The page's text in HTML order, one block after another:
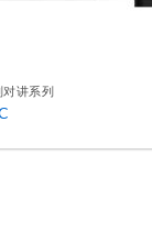
对讲系列